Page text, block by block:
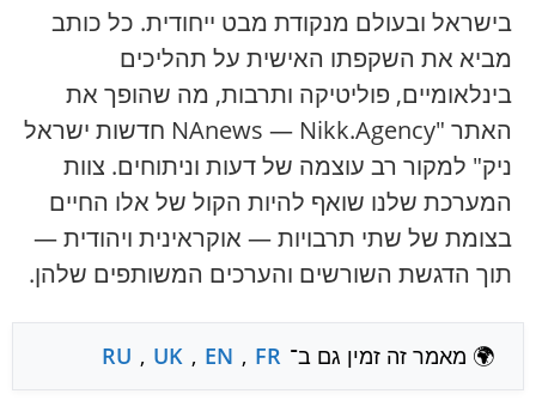
בישראל ובעולם מנקודת מבט ייחודית. כל כותב
מביא את השקפתו האישית על תהליכים
בינלאומיים, פוליטיקה ותרבות, מה שהופך את
האתר "NAnews — Nikk.Agency חדשות ישראל
ניק" למקור רב עוצמה של דעות וניתוחים. צוות
המערכת שלנו שואף להיות הקול של אלו החיים
בצומת של שתי תרבויות — אוקראינית ויהודית —
תוך הדגשת השורשים והערכים המשותפים שלהן.
🌍 מאמר זה זמין גם ב־ RU , UK , EN , FR